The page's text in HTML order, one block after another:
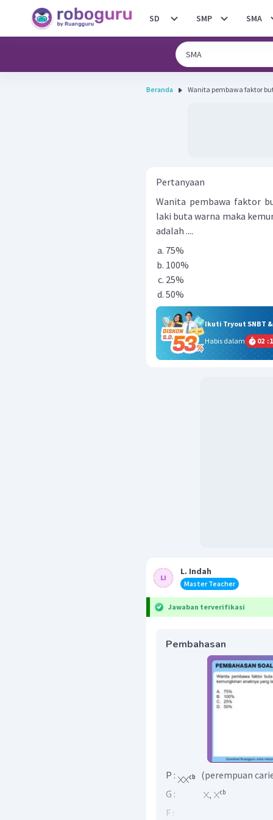
SD SMP SMA
Beranda Wanita pembawa faktor
Pertanyaan
Wanita pembawa faktor
laki buta warna maka
adalah ....
75%
100%
25%
50%
Ikuti Tryout SNBT
Habis dalam
02 :
L. Indah
Master Teacher
Jawaban terverifikasi
Pembahasan
P : (perempuan
G :
F :